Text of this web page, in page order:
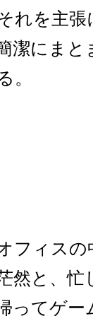
れを主
潔にま
。
フィス
然と、
ってゲ